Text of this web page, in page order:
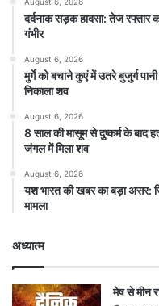
दर्दनाक सड़क हादसा: तेज
गंभीर
August 6, 2026
मुर्गे को बचाने कुएं में उतरे बुजुर्ग
निकाला शव
August 6, 2026
8 साल की मासूम से दुष्कर्म के बाद
जंगल में मिला शव
August 6, 2026
यश भारत की खबर का बड़ा असर:
मामला
अध्यात्म
मेष से मीन